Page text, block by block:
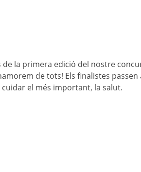
de la primera edició del nostre
de tots! Els finalistes
el més important, la salut.